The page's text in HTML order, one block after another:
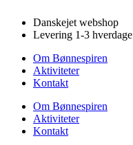
indhold
Danskejet webshop
Levering 1-3 hverdage
Om Bønnespiren
Aktiviteter
Kontakt
Om Bønnespiren
Aktiviteter
Kontakt